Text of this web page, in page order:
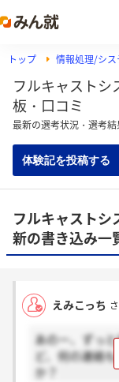
トップ 情報処理/シス
フルキャストシ
板・口コミ
最新の選考状況・選考結
体験記を投稿する
フルキャストシ
新の書き込み一
えみこっち
あのー、ずっ
ど、何の連絡
か？